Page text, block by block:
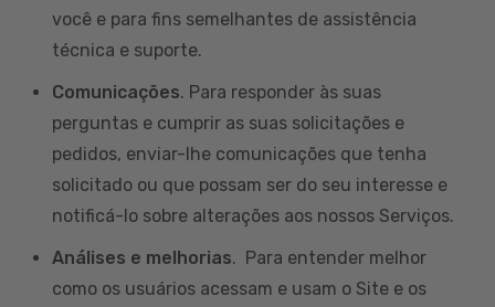
você e para fins semelhantes de assistência
técnica e suporte.
Comunicações. Para responder às suas
perguntas e cumprir as suas solicitações e
pedidos, enviar-lhe comunicações que tenha
solicitado ou que possam ser do seu interesse e
notificá-lo sobre alterações aos nossos Serviços.
Análises e melhorias. Para entender melhor
como os usuários acessam e usam o Site e os